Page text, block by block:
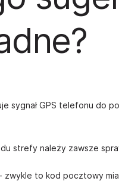
sygnał GPS telefonu do
strefy należy zawsze
zwykle to kod pocztowy